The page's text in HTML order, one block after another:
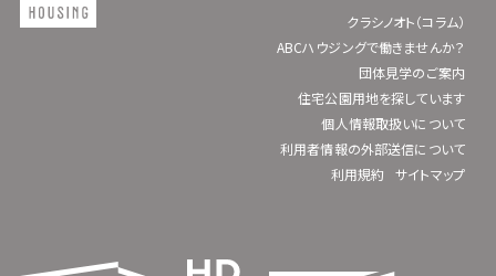
クラシノオト（コラム）
ABCハウジングで働きませんか？
団体見学のご案内
住宅公園用地を探しています
個人情報取扱いについて
利用者情報の外部送信について
利用規約
サイトマップ